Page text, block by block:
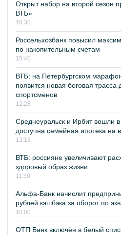
Открыт набор на второй сезон
ВТБ»
16:30
Россельхозбанк повысил
по накопительным счетам
15:40
ВТБ: на Петербургском
появится новая беговая
спортсменов
12:28
Среднеуральск и Ирбит вошли в
доступна семейная ипотека на
12:13
ВТБ: россияне увеличивают
здоровый образ жизни
11:50
Альфа-Банк начислит
рублей кэшбэка за оборот по
10:00
ОТП Банк включён в белый